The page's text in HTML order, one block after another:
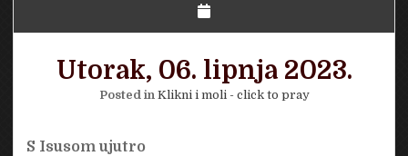
Utorak, 06. lipnja 2023.
Posted in Klikni i moli - click to pray
S Isusom ujutro